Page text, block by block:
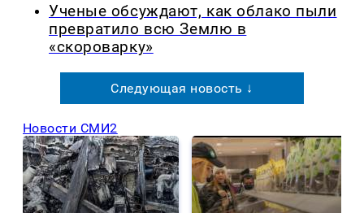
Ученые обсуждают, как облако пыли
превратило всю Землю в
«скороварку»
Следующая новость ↓
Новости СМИ2